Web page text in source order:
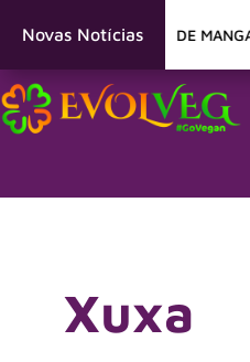
Novas Notícias
– PUDIM DE MANGA
Xuxa